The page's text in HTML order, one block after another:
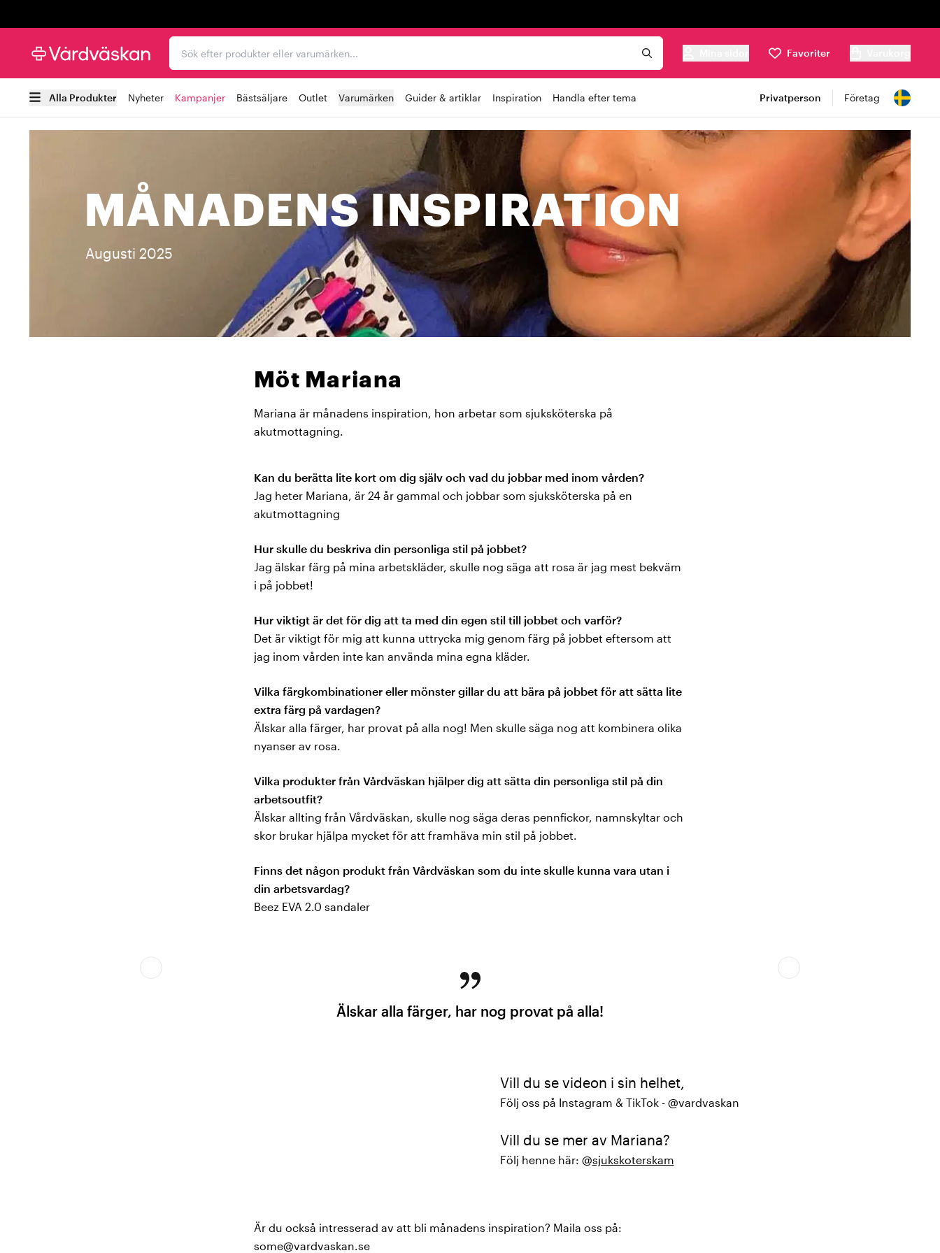
Sök efter produkter eller varumärken...
Favoriter
Alla Produkter Nyheter Kampanjer Bästsäljare Outlet Varumärken Guider & artiklar Inspiration Handla efter tema Privatperson Företag
MÅNADENS INSPIRATION
Augusti 2025
Möt Mariana
Mariana är månadens inspiration, hon arbetar som sjuksköterska på
akutmottagning.
Kan du berätta lite kort om dig själv och vad du jobbar med inom vården?
Jag heter Mariana, är 24 år gammal och jobbar som sjuksköterska på en
akutmottagning
Hur skulle du beskriva din personliga stil på jobbet?
Jag älskar färg på mina arbetskläder, skulle nog säga att rosa är jag mest bekväm
i på jobbet!
Hur viktigt är det för dig att ta med din egen stil till jobbet och varför?
Det är viktigt för mig att kunna uttrycka mig genom färg på jobbet eftersom att
jag inom vården inte kan använda mina egna kläder.
Vilka färgkombinationer eller mönster gillar du att bära på jobbet för att sätta lite
extra färg på vardagen?
Älskar alla färger, har provat på alla nog! Men skulle säga nog att kombinera olika
nyanser av rosa.
Vilka produkter från Vårdväskan hjälper dig att sätta din personliga stil på din
arbetsoutfit?
Älskar allting från Vårdväskan, skulle nog säga deras pennfickor, namnskyltar och
skor brukar hjälpa mycket för att framhäva min stil på jobbet.
Finns det någon produkt från Vårdväskan som du inte skulle kunna vara utan i
din arbetsvardag?
Beez EVA 2.0 sandaler
Älskar alla färger, har nog provat på alla!
Vill du se videon i sin helhet,
Följ oss på Instagram & TikTok - @vardvaskan
Vill du se mer av Mariana?
Följ henne här: @sjukskoterskam
Är du också intresserad av att bli månadens inspiration? Maila oss på:
some@vardvaskan.se